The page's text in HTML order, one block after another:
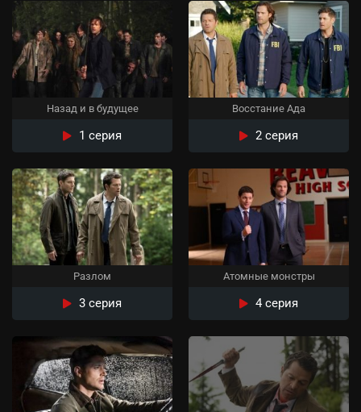
Назад и в будущее
1 серия
Восстание Ада
2 серия
Разлом
3 серия
Атомные монстры
4 серия